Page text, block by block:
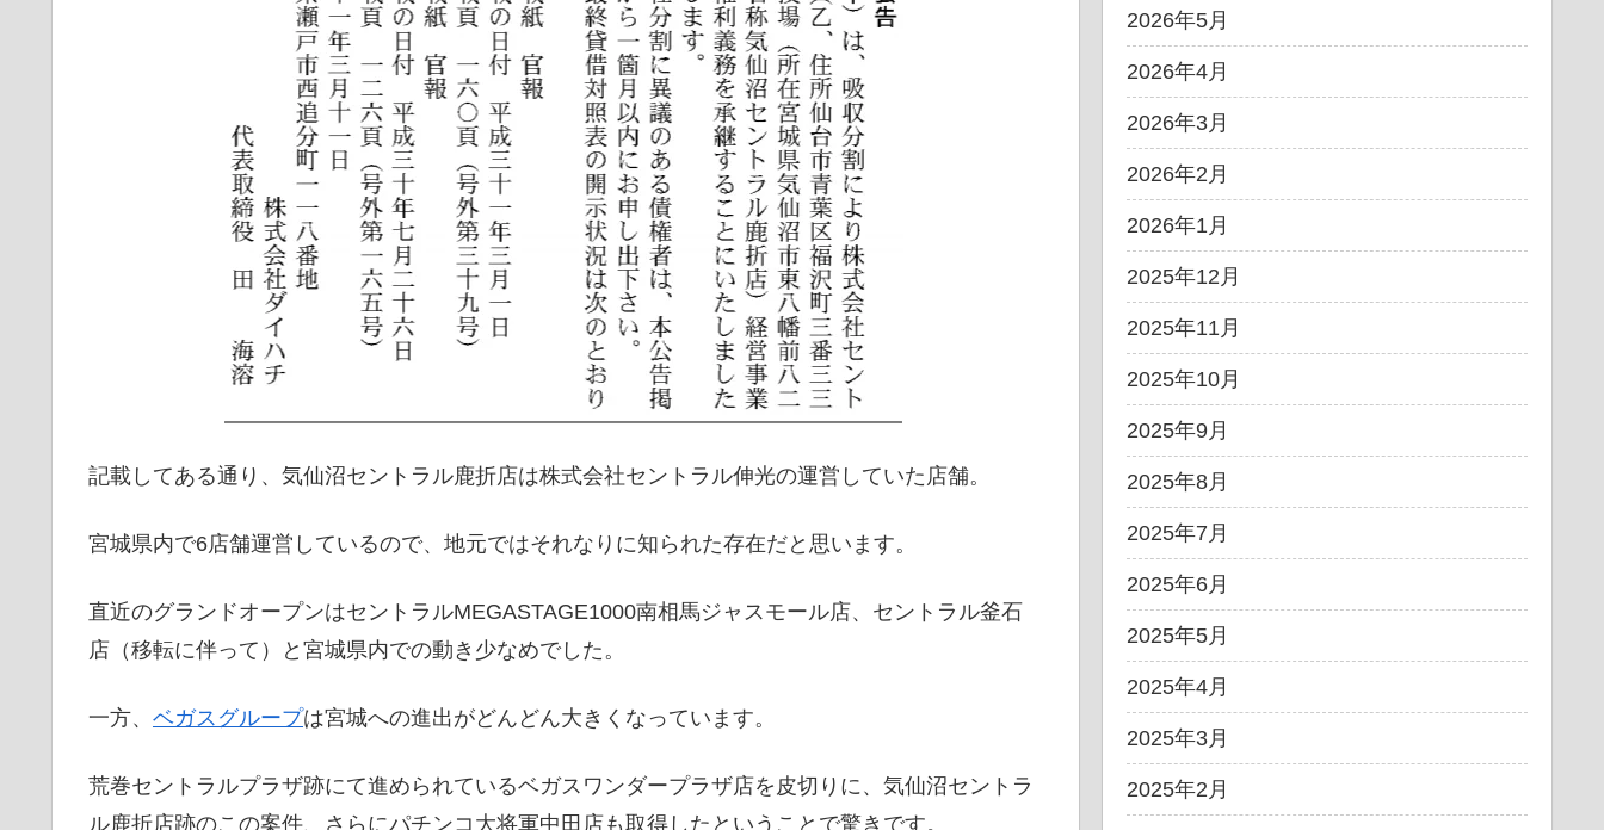
記載してある通り、気仙沼セントラル鹿折店は株式会社セントラル伸光の運営していた店舗。
宮城県内で6店舗運営しているので、地元ではそれなりに知られた存在だと思います。
直近のグランドオープンはセントラルMEGASTAGE1000南相馬ジャスモール店、セントラル釜石
店（移転に伴って）と宮城県内での動き少なめでした。
一方、 ベガスグループは宮城への進出がどんどん大きくなっています。
荒巻セントラルプラザ跡にて進められているベガスワンダープラザ店を皮切りに、気仙沼セントラ
ル鹿折店跡のこの案件、さらにパチンコ大将軍中田店も取得したということで驚きです。
2026年5月
2026年4月
2026年3月
2026年2月
2026年1月
2025年12月
2025年11月
2025年10月
2025年9月
2025年8月
2025年7月
2025年6月
2025年5月
2025年4月
2025年3月
2025年2月